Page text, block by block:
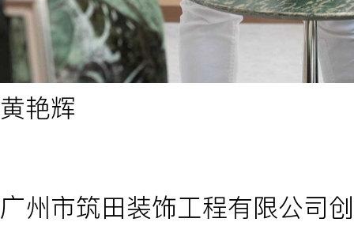
黄艳辉
广州市筑田装饰工程有限公司